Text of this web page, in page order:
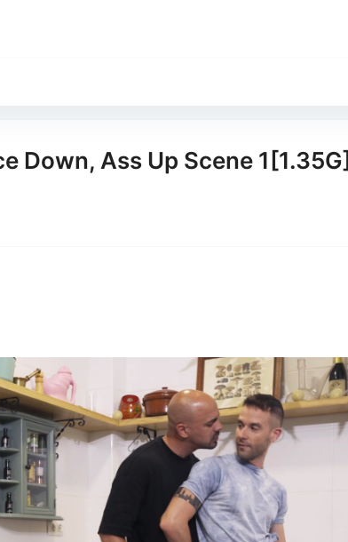
Down, Ass Up Scene 1[1.35G]